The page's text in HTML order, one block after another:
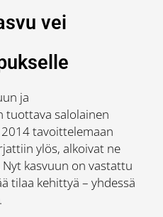
vei
ja
tuottava salolainen
tavoittelemaan
ylös, alkoivat ne
kasvuun on vastattu
tilaa kehittyä – yhdessä